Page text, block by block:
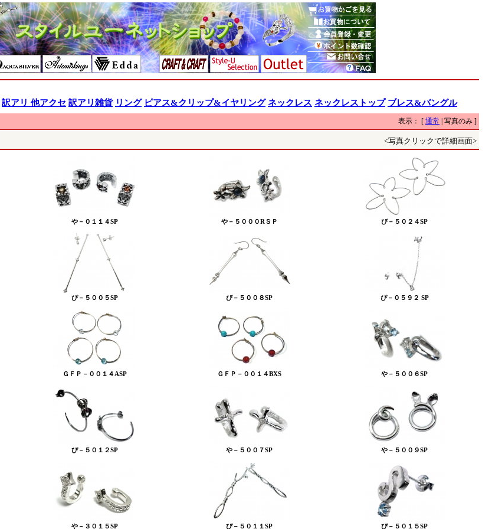
訳アリ 他アクセ 訳アリ雑貨 リング ピアス&クリップ&イヤリング ネックレス ネックレストップ ブレス&バングル
表示： [ 通常 | 写真のみ ]
<写真クリックで詳細画面>
や－０１１４SP や－５０００RＳＰ ぴ－５０２４SP
ぴ－５００５SP ぴ－５００８SP ぴ－０５９２ SP
ＧＦＰ－００１４ASP ＧＦＰ－００１４BXS や－５００６SP
ぴ－５０１２SP や－５００７SP や－５００９SP
や－３０１５SP ぴ－５０１１SP ぴ－５０１５SP